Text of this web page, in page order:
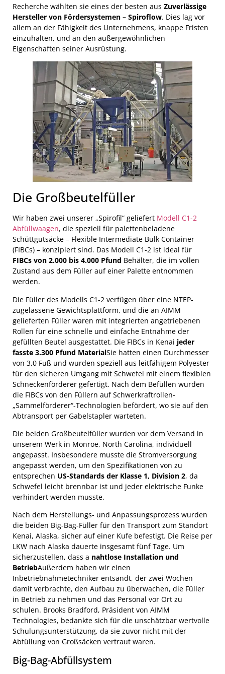
Recherche wählten sie eines der besten aus Zuverlässige
Hersteller von Fördersystemen – Spiroflow. Dies lag vor
allem an der Fähigkeit des Unternehmens, knappe Fristen
einzuhalten, und an den außergewöhnlichen
Eigenschaften seiner Ausrüstung.
Die Großbeutelfüller
Wir haben zwei unserer „Spirofil“ geliefert Modell C1-2
Abfüllwaagen, die speziell für palettenbeladene
Schüttgutsäcke – Flexible Intermediate Bulk Container
(FIBCs) – konzipiert sind. Das Modell C1-2 ist ideal für
FIBCs von 2.000 bis 4.000 Pfund Behälter, die im vollen
Zustand aus dem Füller auf einer Palette entnommen
werden.
Die Füller des Modells C1-2 verfügen über eine NTEP-
zugelassene Gewichtsplattform, und die an AIMM
gelieferten Füller waren mit integrierten angetriebenen
Rollen für eine schnelle und einfache Entnahme der
gefüllten Beutel ausgestattet. Die FIBCs in Kenai jeder
fasste 3.300 Pfund MaterialSie hatten einen Durchmesser
von 3,0 Fuß und wurden speziell aus leitfähigem Polyester
für den sicheren Umgang mit Schwefel mit einem flexiblen
Schneckenförderer gefertigt. Nach dem Befüllen wurden
die FIBCs von den Füllern auf Schwerkraftrollen-
„Sammelförderer“-Technologien befördert, wo sie auf den
Abtransport per Gabelstapler warteten.
Die beiden Großbeutelfüller wurden vor dem Versand in
unserem Werk in Monroe, North Carolina, individuell
angepasst. Insbesondere musste die Stromversorgung
angepasst werden, um den Spezifikationen von zu
entsprechen US-Standards der Klasse 1, Division 2, da
Schwefel leicht brennbar ist und jeder elektrische Funke
verhindert werden musste.
Nach dem Herstellungs- und Anpassungsprozess wurden
die beiden Big-Bag-Füller für den Transport zum Standort
Kenai, Alaska, sicher auf einer Kufe befestigt. Die Reise per
LKW nach Alaska dauerte insgesamt fünf Tage. Um
sicherzustellen, dass a nahtlose Installation und
BetriebAußerdem haben wir einen
Inbetriebnahmetechniker entsandt, der zwei Wochen
damit verbrachte, den Aufbau zu überwachen, die Füller
in Betrieb zu nehmen und das Personal vor Ort zu
schulen. Brooks Bradford, Präsident von AIMM
Technologies, bedankte sich für die unschätzbar wertvolle
Schulungsunterstützung, da sie zuvor nicht mit der
Abfüllung von Großsäcken vertraut waren.
Big-Bag-Abfüllsystem